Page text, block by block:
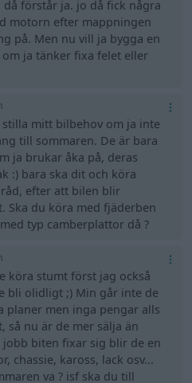
då förstår ja. jo då fick några
motorn efter mappningen
på. Men nu vill ja bygga en
ja tänker fixa felet eller
mitt bilbehov om ja inte
till sommaren. De är bara
ja brukar åka på, deras
:) bara ska dit och köra
efter att bilen blir
Ska du köra med fjäderben
typ camberplattor då ?
köra stumt först jag också
bli olidligt ;) Min går inte de
planer men inga pengar alls
så nu är de mer sälja än
jobb biten fixar sig blir de en
chassie, kaross, lack osv...
va ? isf ska du till